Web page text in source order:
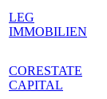
LEG
IMMOBILIEN
CORESTATE
CAPITAL